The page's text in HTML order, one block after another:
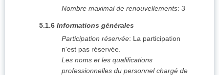
Nombre maximal de renouvellements: 3
5.1.6 Informations générales
Participation réservée: La participation
n'est pas réservée.
Les noms et les qualifications
professionnelles du personnel chargé de